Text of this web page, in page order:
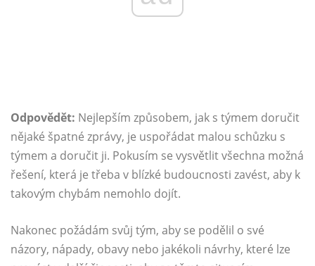
Odpovědět: Nejlepším způsobem, jak s týmem doručit
nějaké špatné zprávy, je uspořádat malou schůzku s
týmem a doručit ji. Pokusím se vysvětlit všechna možná
řešení, která je třeba v blízké budoucnosti zavést, aby k
takovým chybám nemohlo dojít.
Nakonec požádám svůj tým, aby se podělil o své
názory, nápady, obavy nebo jakékoli návrhy, které lze